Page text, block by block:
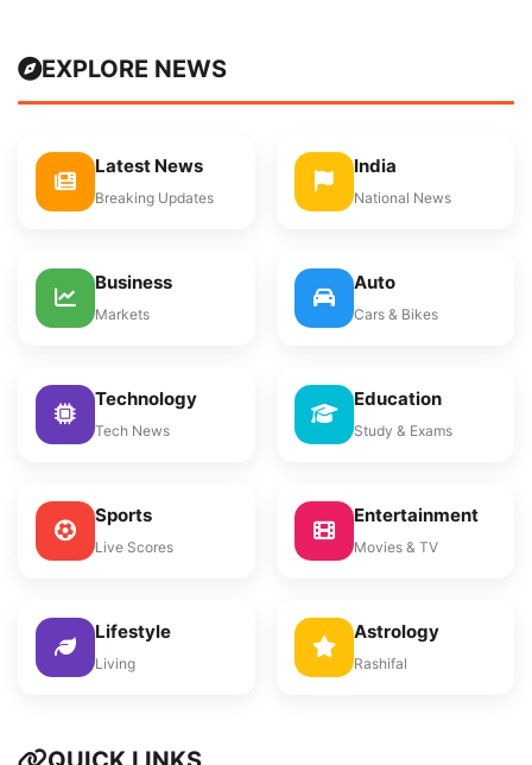
EXPLORE NEWS
Latest News
Breaking Updates
India
National News
Business
Markets
Auto
Cars & Bikes
Technology
Tech News
Education
Study & Exams
Sports
Live Scores
Entertainment
Movies & TV
Lifestyle
Living
Astrology
Rashifal